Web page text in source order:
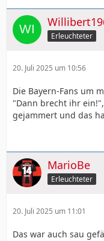
Erleuchteter
20. Juli 2025 um 10:56
Die Bayern-Fans um
"Dann brecht ihr
gejammert und das
MarioBe
Erleuchteter
20. Juli 2025 um 11:01
Das war auch sau